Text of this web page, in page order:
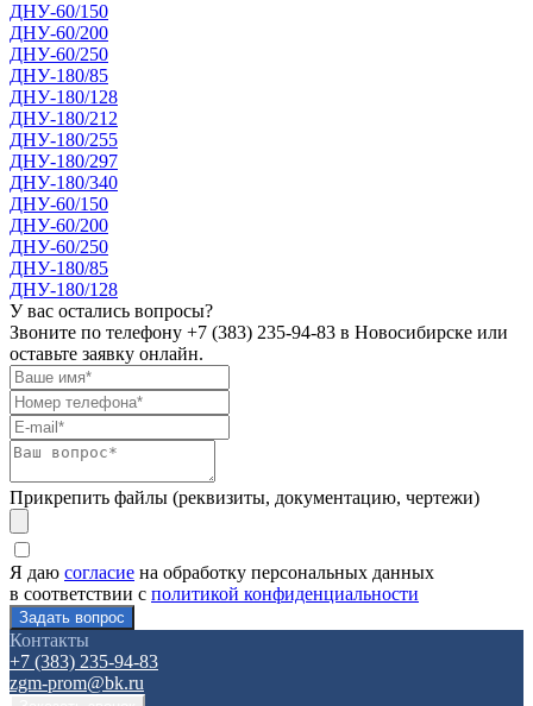
ДНУ-60/150
ДНУ-60/200
ДНУ-60/250
ДНУ-180/85
ДНУ-180/128
ДНУ-180/212
ДНУ-180/255
ДНУ-180/297
ДНУ-180/340
ДНУ-60/150
ДНУ-60/200
ДНУ-60/250
ДНУ-180/85
ДНУ-180/128
У вас остались вопросы?
Звоните по телефону +7 (383) 235-94-83 в Новосибирске или
оставьте заявку онлайн.
Прикрепить файлы (реквизиты, документацию, чертежи)
Я даю согласие на обработку персональных данных
в соответствии с политикой конфиденциальности
Контакты
+7 (383) 235-94-83
zgm-prom@bk.ru